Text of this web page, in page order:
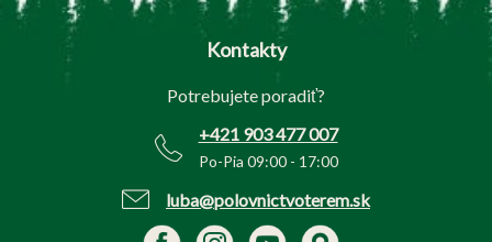
Kontakty
Potrebujete poradiť?
+421 903 477 007
Po-Pia 09:00 - 17:00
luba@polovnictvoterem.sk